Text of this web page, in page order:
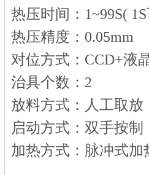
热压时间：1~99S(
热压精度：0.05mm
对位方式：CCD+液
治具个数：2
放料方式：人工取放
启动方式：双手按制
加热方式：脉冲式加